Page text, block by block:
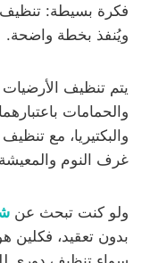
فكرة بسيطة:
ويُنفذ بخطة واضحة.
يتم تنظيف الأرضيات
والحمامات
والبكتيريا، مع
غرف النوم
ولو كنت تبحث عن
بدون تعقيد، فكلين